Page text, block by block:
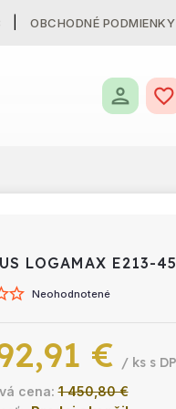
OBCHODNÉ PODMIENKY
LOGAMAX E213-45
Neohodnotené
1 450,80 €
€ / ks